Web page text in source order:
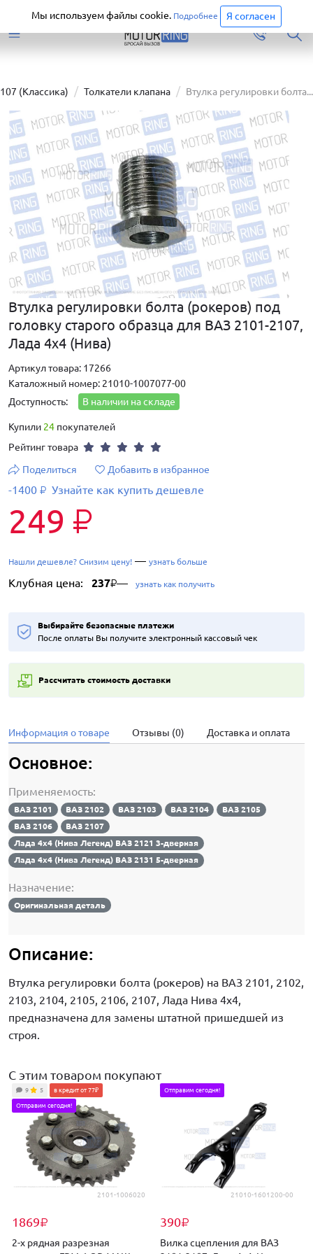
Перейти
(Классика) Толкатели клапана Втулка регулировки болта...
Втулка регулировки болта (рокеров) под
головку старого образца для ВАЗ 2101-2107,
Лада 4х4 (Нива)
Артикул товара: 17266
Каталожный номер: 21010-1007077-00
Доступность:
В наличии на складе
Купили 24 покупателей
Рейтинг товара
Поделиться
Добавить в избранное
-1400 ₽ Узнайте как купить дешевле
249 ₽
Нашли дешевле? Снизим цену! — узнать больше
Клубная цена: 237₽— узнать как получить
Выбирайте безопасные платежи
После оплаты Вы получите электронный кассовый чек
Рассчитать стоимость доставки
Информация о товаре Отзывы (0) Доставка и оплата
Основное:
Применяемость:
ВАЗ 2101 ВАЗ 2102 ВАЗ 2103 ВАЗ 2104
ВАЗ 2105
ВАЗ 2106
ВАЗ 2107
Лада 4х4 (Нива Легенд) ВАЗ 2121 3-дверная
Лада 4х4 (Нива Легенд) ВАЗ 2131 5-дверная
Назначение:
Оригинальная деталь
Описание:
Втулка регулировки болта (рокеров) на ВАЗ 2101, 2102,
2103, 2104, 2105, 2106, 2107, Лада Нива 4х4,
предназначена для замены штатной пришедшей из
строя.
С этим товаром покупают
2101-1006020
1869₽
9 5 в кредит от 77₽
Отправим сегодня!
2-х рядная разрезная
21010-1601200-00
390₽
Отправим сегодня!
Вилка сцепления для ВАЗ
Мы используем файлы cookie. Подробнее Я согласен